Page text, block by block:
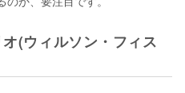
(ウィルソン・フィス